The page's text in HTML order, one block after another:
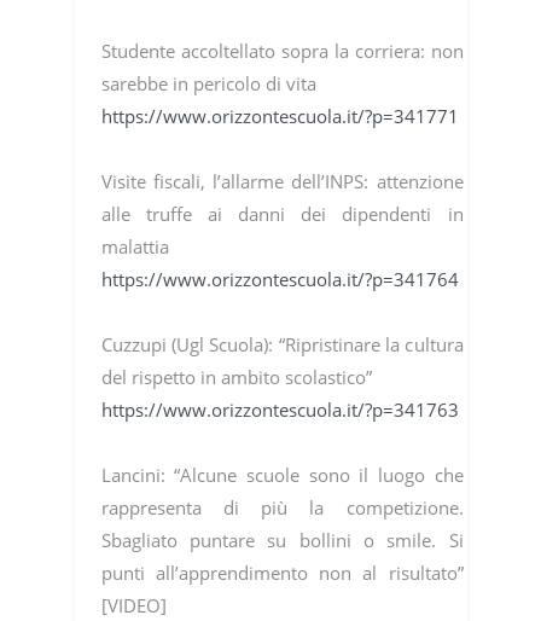
Studente accoltellato sopra la corriera: non
sarebbe in pericolo di vita
https://www.orizzontescuola.it/?p=341771
Visite fiscali, l’allarme dell’INPS: attenzione
alle truffe ai danni dei dipendenti in
malattia
https://www.orizzontescuola.it/?p=341764
Cuzzupi (Ugl Scuola): “Ripristinare la cultura
del rispetto in ambito scolastico”
https://www.orizzontescuola.it/?p=341763
Lancini: “Alcune scuole sono il luogo che
rappresenta di più la competizione.
Sbagliato puntare su bollini o smile. Si
punti all’apprendimento non al risultato”
[VIDEO]